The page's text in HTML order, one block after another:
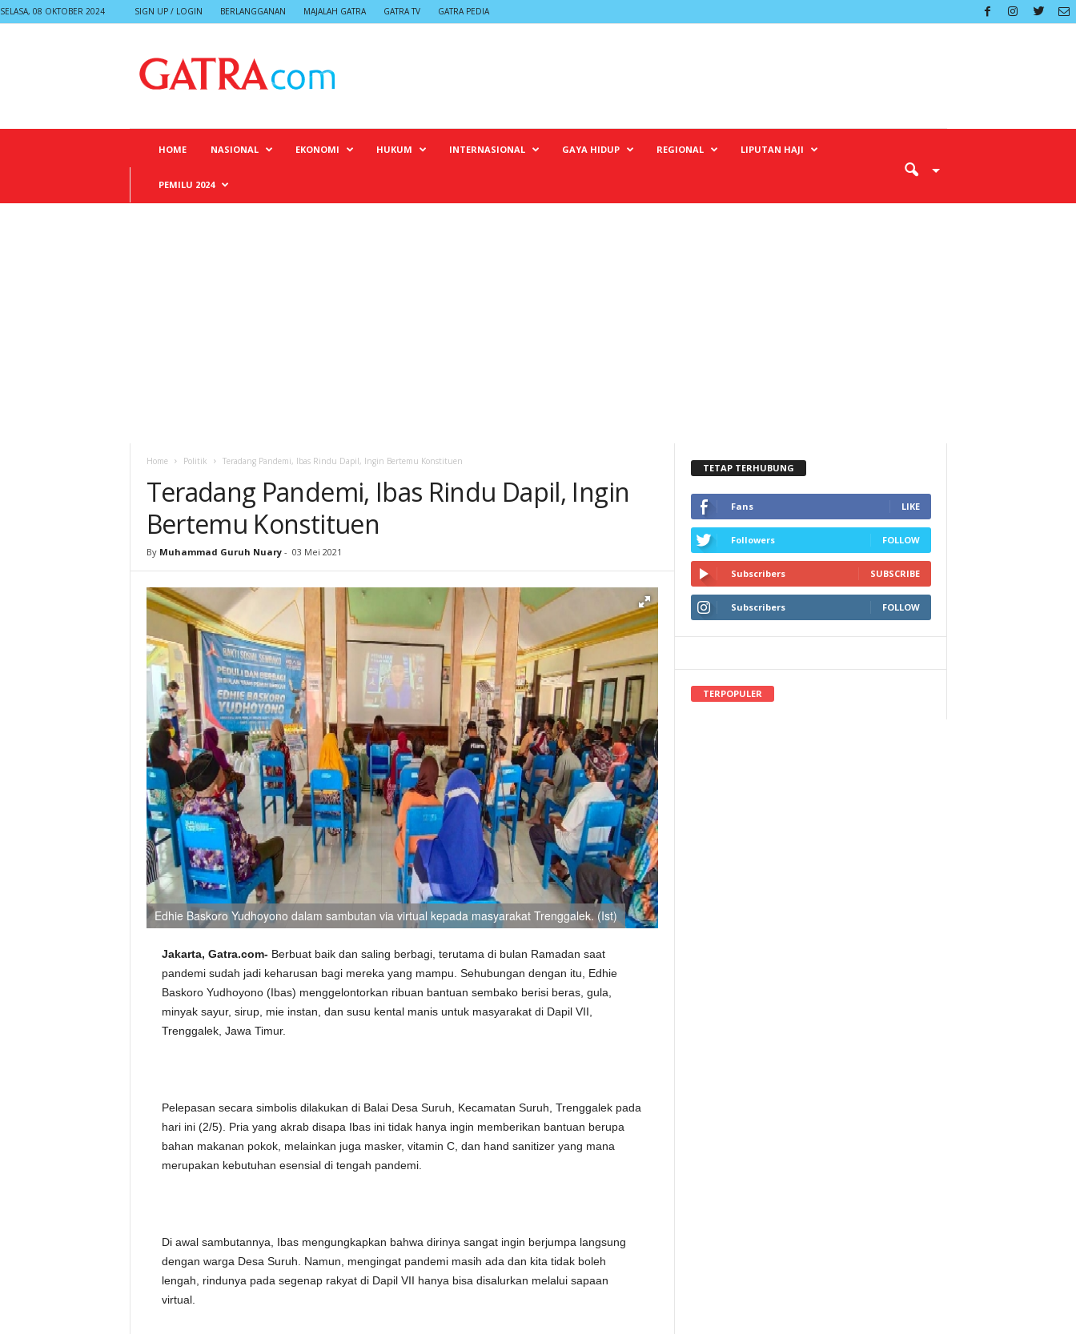
SELASA, 08 OKTOBER 2024 SIGN UP / LOGIN BERLANGGANAN MAJALAH GATRA GATRA TV GATRA PEDIA
HOME NASIONAL EKONOMI HUKUM INTERNASIONAL GAYA HIDUP REGIONAL LIPUTAN HAJI
PEMILU 2024
Home Politik Teradang Pandemi, Ibas Rindu Dapil, Ingin Bertemu Konstituen
Teradang Pandemi, Ibas Rindu Dapil, Ingin
Bertemu Konstituen
By Muhammad Guruh Nuary - 03 Mei 2021
Edhie Baskoro Yudhoyono dalam sambutan via virtual kepada masyarakat Trenggalek. (Ist)
Jakarta, Gatra.com-Berbuat baik dan saling berbagi, terutama di bulan Ramadan saat
pandemi sudah jadi keharusan bagi mereka yang mampu. Sehubungan dengan itu, Edhie
Baskoro Yudhoyono (Ibas) menggelontorkan ribuan bantuan sembako berisi beras, gula,
minyak sayur, sirup, mie instan, dan susu kental manis untuk masyarakat di Dapil VII,
Trenggalek, Jawa Timur.
Pelepasan secara simbolis dilakukan di Balai Desa Suruh, Kecamatan Suruh, Trenggalek pada
hari ini (2/5). Pria yang akrab disapa Ibas ini tidak hanya ingin memberikan bantuan berupa
bahan makanan pokok, melainkan juga masker, vitamin C, dan hand sanitizer yang mana
merupakan kebutuhan esensial di tengah pandemi.
Di awal sambutannya, Ibas mengungkapkan bahwa dirinya sangat ingin berjumpa langsung
dengan warga Desa Suruh. Namun, mengingat pandemi masih ada dan kita tidak boleh
lengah, rindunya pada segenap rakyat di Dapil VII hanya bisa disalurkan melalui sapaan
virtual.
TETAP TERHUBUNG
Fans LIKE
Followers FOLLOW
Subscribers SUBSCRIBE
Subscribers FOLLOW